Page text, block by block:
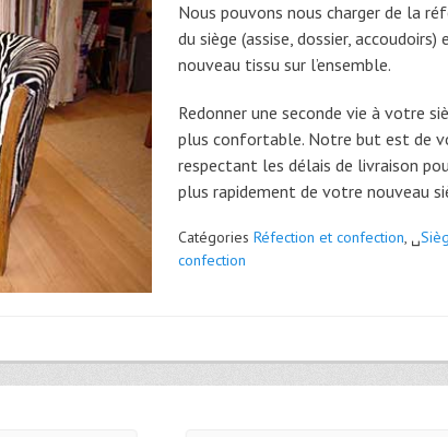
Nous pouvons nous charger de la
du siège (assise, dossier,
nouveau tissu sur l’ensemble.
Redonner une seconde vie à votre
plus confortable. Notre but est de
respectant les délais de livraison
plus rapidement de votre nouveau
Catégories Réfection et confection, ␣
confection